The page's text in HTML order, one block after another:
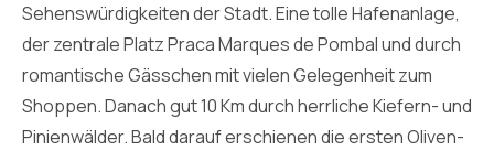
Sehenswürdigkeiten der Stadt. Eine tolle Hafenanlage,
der zentrale Platz Praca Marques de Pombal und durch
romantische Gässchen mit vielen Gelegenheit zum
Shoppen. Danach gut 10 Km durch herrliche Kiefern- und
Pinienwälder. Bald darauf erschienen die ersten Oliven-